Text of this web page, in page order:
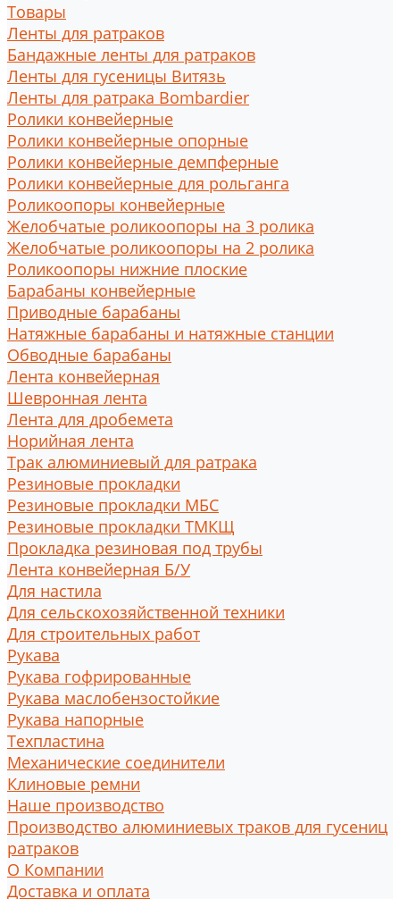
Товары
Ленты для ратраков
Бандажные ленты для ратраков
Ленты для гусеницы Витязь
Ленты для ратрака Bombardier
Ролики конвейерные
Ролики конвейерные опорные
Ролики конвейерные демпферные
Ролики конвейерные для рольганга
Роликоопоры конвейерные
Желобчатые роликоопоры на 3 ролика
Желобчатые роликоопоры на 2 ролика
Роликоопоры нижние плоские
Барабаны конвейерные
Приводные барабаны
Натяжные барабаны и натяжные станции
Обводные барабаны
Лента конвейерная
Шевронная лента
Лента для дробемета
Норийная лента
Трак алюминиевый для ратрака
Резиновые прокладки
Резиновые прокладки МБС
Резиновые прокладки ТМКЩ
Прокладка резиновая под трубы
Лента конвейерная Б/У
Для настила
Для сельскохозяйственной техники
Для строительных работ
Рукава
Рукава гофрированные
Рукава маслобензостойкие
Рукава напорные
Техпластина
Механические соединители
Клиновые ремни
Наше производство
Производство алюминиевых траков для гусениц
ратраков
О Компании
Доставка и оплата